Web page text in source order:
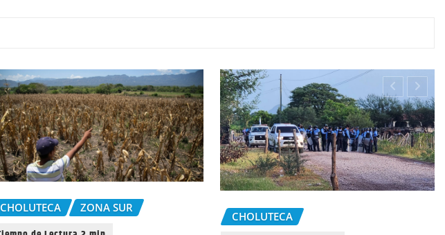
CHOLUTECA ZONA SUR
CHOLUTECA